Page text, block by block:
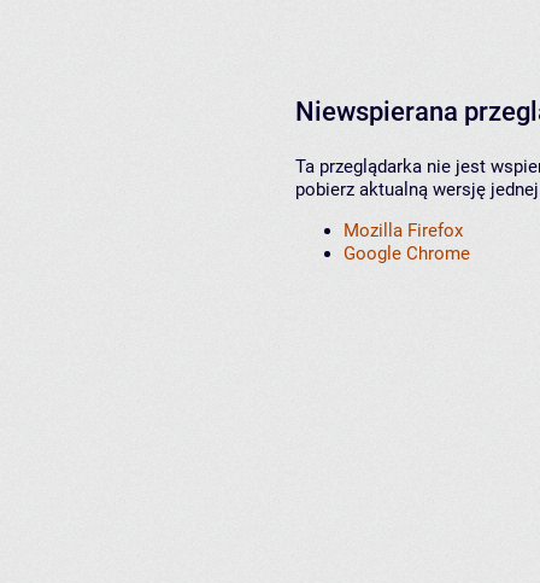
Niewspierana
Ta przeglądarka nie jest
pobierz aktualną wersję
Mozilla Firefox
Google Chrome